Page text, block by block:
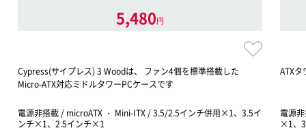
5,480円
Cypress(サイプレス) 3 Woodは、 ファン4個を標準搭載した
Micro-ATX対応ミドルタワーPCケースです
電源非搭載 / microATX ・ Mini-ITX / 3.5/2.5インチ併用×1、3.5イ
ンチ×1、2.5インチ×1
ATX
電源
×1、